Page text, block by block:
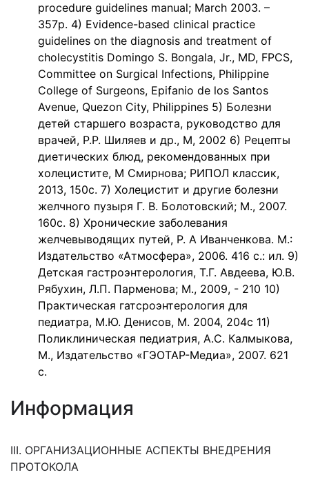
procedure guidelines manual; Мarch 2003. –
357р. 4) Еvidence-based clinical practice
guidelines on the diagnosis and treatment of
cholecystitis Domingo S. Bongala, Jr., MD, FPCS,
Committee on Surgical Infections, Philippine
College of Surgeons, Epifanio de los Santos
Avenue, Quezon City, Philippines 5) Болезни
детей старшего возраста, руководство для
врачей, Р.Р. Шиляев и др., М, 2002 6) Рецепты
диетических блюд, рекомендованных при
холецистите, М Смирнова; РИПОЛ классик,
2013, 150с. 7) Холецистит и другие болезни
желчного пузыря Г. В. Болотовский; М., 2007.
160с. 8) Хронические заболевания
желчевыводящих путей, Р. А Иванченкова. М.:
Издательство «Атмосфера», 2006. 416 с.: ил. 9)
Детская гастроэнтерология, Т.Г. Авдеева, Ю.В.
Рябухин, Л.П. Парменова; М., 2009, - 210 10)
Практическая гатсроэнтерология для
педиатра, М.Ю. Денисов, М. 2004, 204с 11)
Поликлиническая педиатрия, А.С. Калмыкова,
М., Издательство «ГЭОТАР-Медиа», 2007. 621
с.
Информация
III. ОРГАНИЗАЦИОННЫЕ АСПЕКТЫ ВНЕДРЕНИЯ
ПРОТОКОЛА